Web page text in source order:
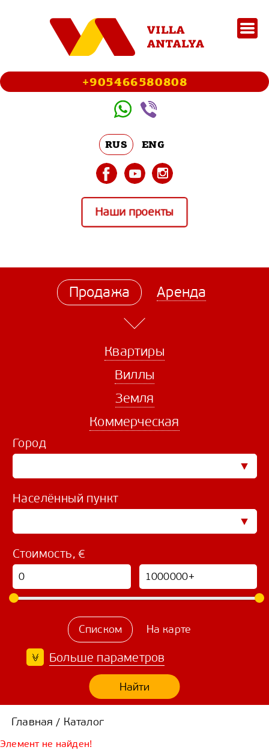
+905466580808
Наши проекты
RUS ENG
Квартиры
Виллы
Земля
Коммерческая
Продажа Аренда
Город
Населённый пункт
Стоимость, €
Списком На карте
Найти
Больше параметров
Главная / Каталог
Элемент не найден!